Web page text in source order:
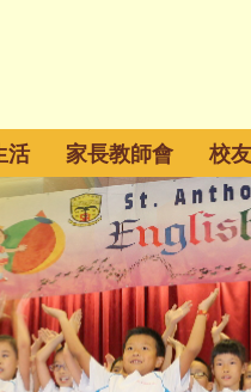
活 家長教師會 校